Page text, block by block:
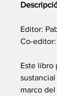
Editor:
Co-
Este libro
marco